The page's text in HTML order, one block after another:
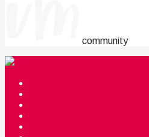
community